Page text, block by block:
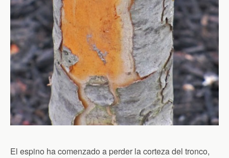
El espino ha comenzado a perder la corteza del tronco,